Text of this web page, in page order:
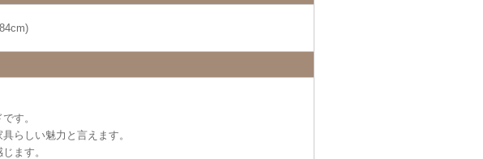
す。
らしい魅力と言えます。
ます。